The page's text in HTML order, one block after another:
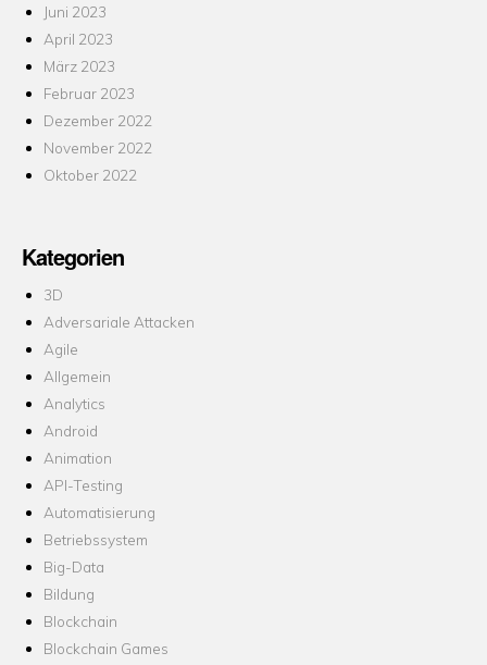
Juni 2023
April 2023
März 2023
Februar 2023
Dezember 2022
November 2022
Oktober 2022
Kategorien
3D
Adversariale Attacken
Agile
Allgemein
Analytics
Android
Animation
API-Testing
Automatisierung
Betriebssystem
Big-Data
Bildung
Blockchain
Blockchain Games